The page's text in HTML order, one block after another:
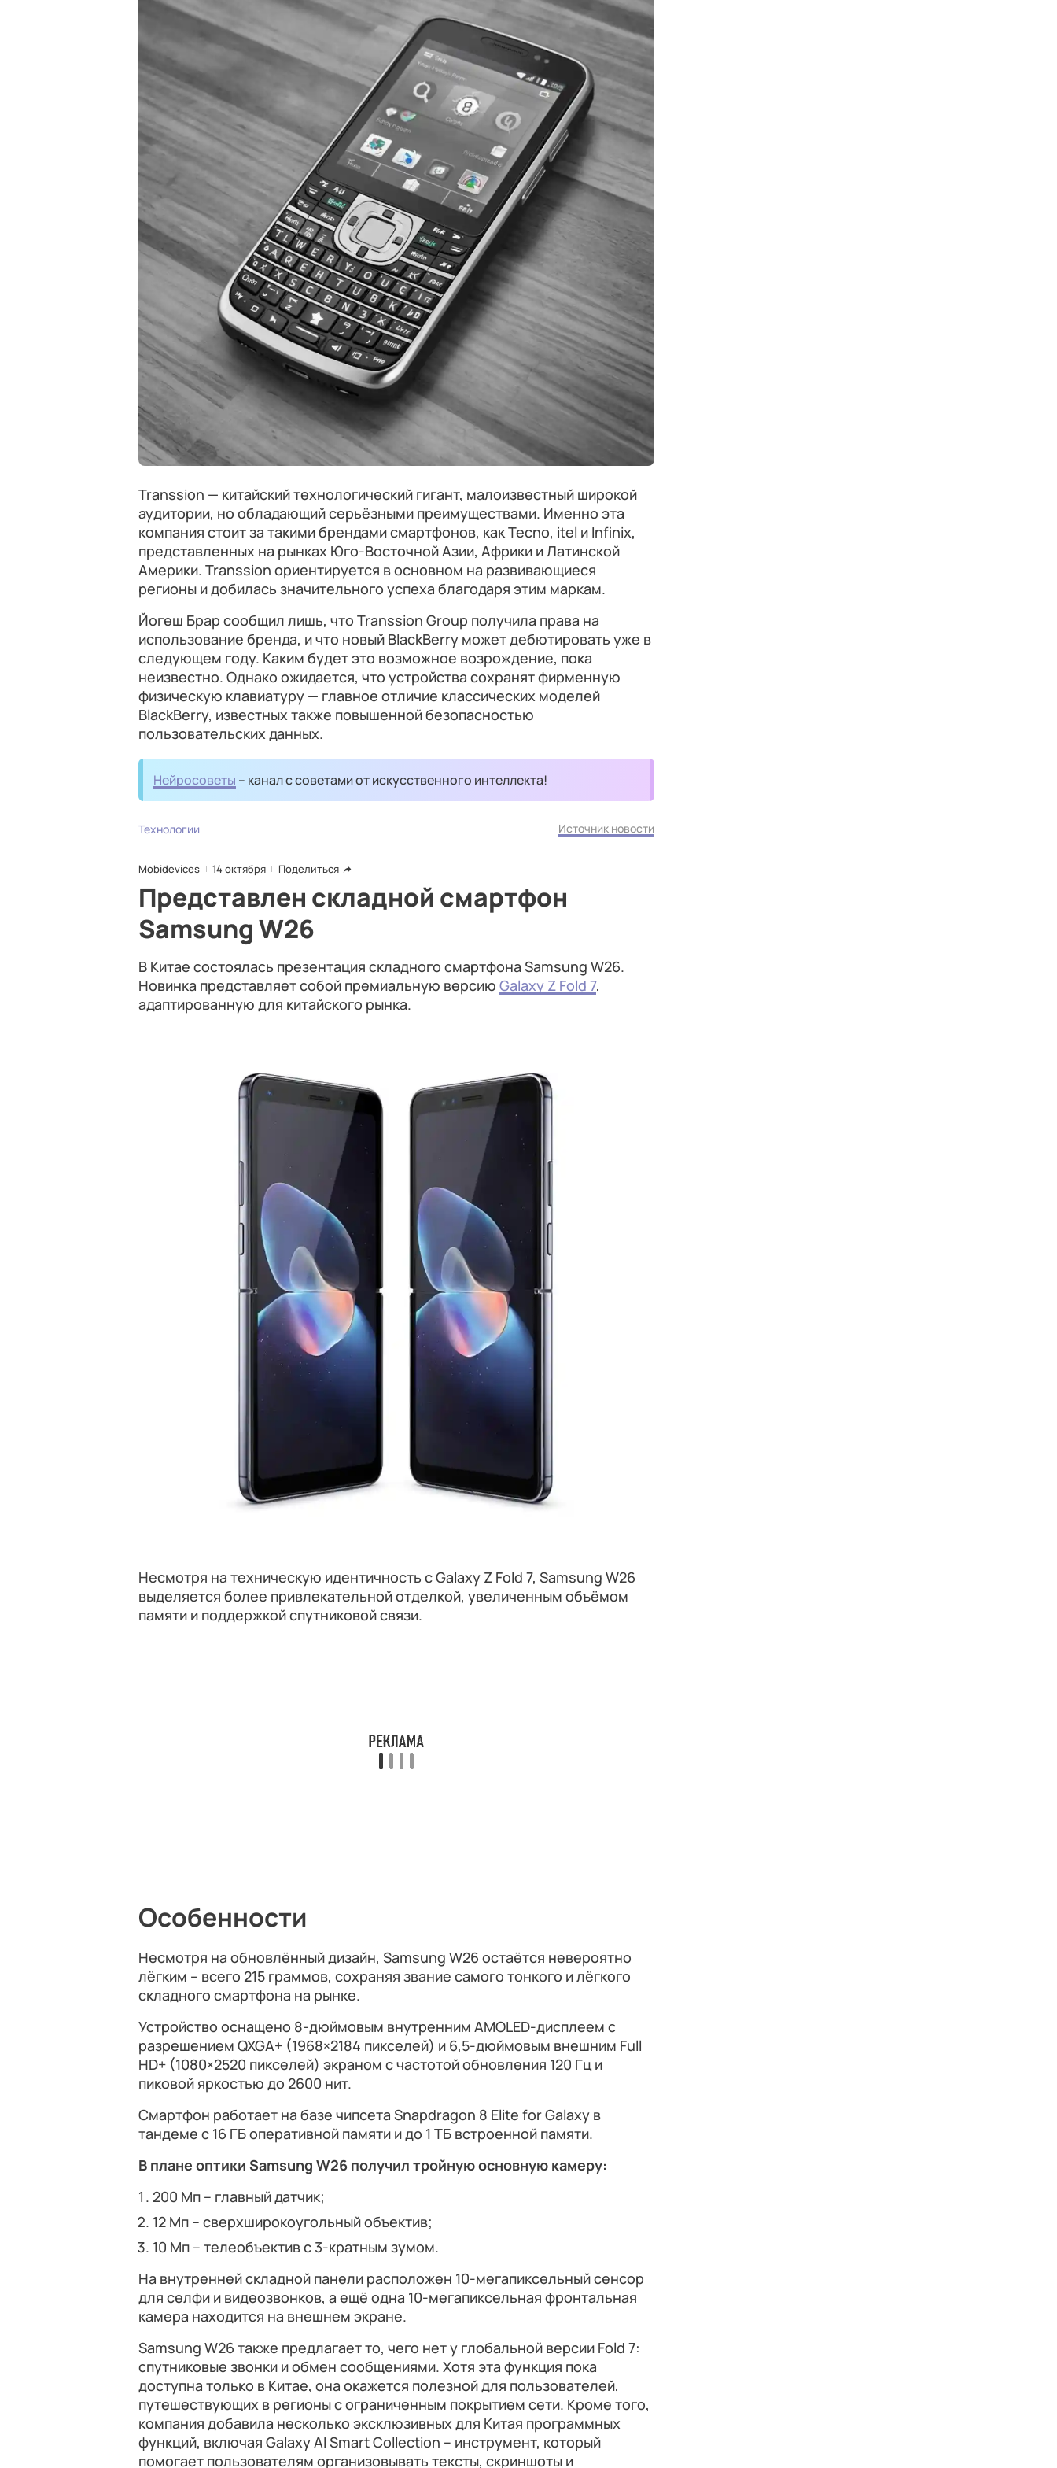
Transsion — китайский технологический гигант, малоизвестный широкой
аудитории, но обладающий серьёзными преимуществами. Именно эта
компания стоит за такими брендами смартфонов, как Tecno, itel и Infinix,
представленных на рынках Юго-Восточной Азии, Африки и Латинской
Америки. Transsion ориентируется в основном на развивающиеся
регионы и добилась значительного успеха благодаря этим маркам.
Йогеш Брар сообщил лишь, что Transsion Group получила права на
использование бренда, и что новый BlackBerry может дебютировать уже в
следующем году. Каким будет это возможное возрождение, пока
неизвестно. Однако ожидается, что устройства сохранят фирменную
физическую клавиатуру — главное отличие классических моделей
BlackBerry, известных также повышенной безопасностью
пользовательских данных.
Нейросоветы – канал с советами от искусственного интеллекта!
Технологии Источник новости
Mobidevices 14 октября Поделиться
Представлен складной смартфон
Samsung W26
В Китае состоялась презентация складного смартфона Samsung W26.
Новинка представляет собой премиальную версию Galaxy Z Fold 7,
адаптированную для китайского рынка.
Несмотря на техническую идентичность с Galaxy Z Fold 7, Samsung W26
выделяется более привлекательной отделкой, увеличенным объёмом
памяти и поддержкой спутниковой связи.
Особенности
Несмотря на обновлённый дизайн, Samsung W26 остаётся невероятно
лёгким – всего 215 граммов, сохраняя звание самого тонкого и лёгкого
складного смартфона на рынке.
Устройство оснащено 8-дюймовым внутренним AMOLED-дисплеем с
разрешением QXGA+ (1968×2184 пикселей) и 6,5-дюймовым внешним Full
HD+ (1080×2520 пикселей) экраном с частотой обновления 120 Гц и
пиковой яркостью до 2600 нит.
Смартфон работает на базе чипсета Snapdragon 8 Elite for Galaxy в
тандеме с 16 ГБ оперативной памяти и до 1 ТБ встроенной памяти.
В плане оптики Samsung W26 получил тройную основную камеру:
200 Мп – главный датчик;
12 Мп – сверхширокоугольный объектив;
10 Мп – телеобъектив с 3-кратным зумом.
На внутренней складной панели расположен 10-мегапиксельный сенсор
для селфи и видеозвонков, а ещё одна 10-мегапиксельная фронтальная
камера находится на внешнем экране.
Samsung W26 также предлагает то, чего нет у глобальной версии Fold 7:
спутниковые звонки и обмен сообщениями. Хотя эта функция пока
доступна только в Китае, она окажется полезной для пользователей,
путешествующих в регионы с ограниченным покрытием сети. Кроме того,
компания добавила несколько эксклюзивных для Китая программных
функций, включая Galaxy AI Smart Collection – инструмент, который
помогает пользователям организовывать тексты, скриншоты и